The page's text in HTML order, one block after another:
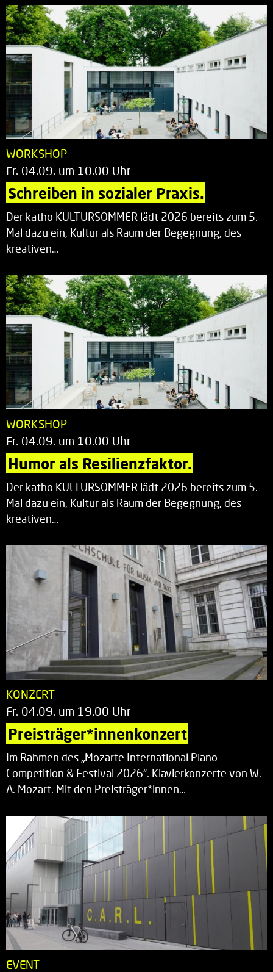
WORKSHOP
Fr. 04.09. um 10.00 Uhr
Schreiben in sozialer Praxis.
Der katho KULTURSOMMER lädt 2026 bereits zum 5.
Mal dazu ein, Kultur als Raum der Begegnung, des
kreativen…
WORKSHOP
Fr. 04.09. um 10.00 Uhr
Humor als Resilienzfaktor.
Der katho KULTURSOMMER lädt 2026 bereits zum 5.
Mal dazu ein, Kultur als Raum der Begegnung, des
kreativen…
KONZERT
Fr. 04.09. um 19.00 Uhr
Preisträger*innenkonzert
Im Rahmen des „Mozarte International Piano
Competition & Festival 2026“. Klavierkonzerte von W.
A. Mozart. Mit den Preisträger*innen…
EVENT